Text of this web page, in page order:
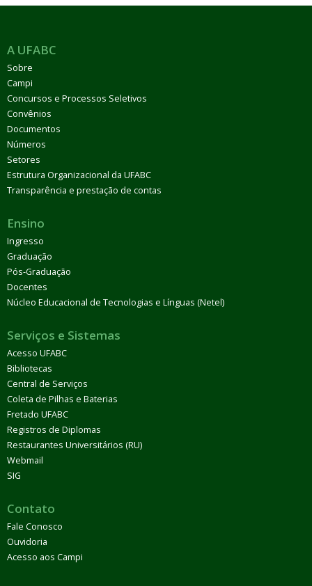
A UFABC
Sobre
Campi
Concursos e Processos Seletivos
Convênios
Documentos
Números
Setores
Estrutura Organizacional da UFABC
Transparência e prestação de contas
Ensino
Ingresso
Graduação
Pós-Graduação
Docentes
Núcleo Educacional de Tecnologias e Línguas (Netel)
Serviços e Sistemas
Acesso UFABC
Bibliotecas
Central de Serviços
Coleta de Pilhas e Baterias
Fretado UFABC
Registros de Diplomas
Restaurantes Universitários (RU)
Webmail
SIG
Contato
Fale Conosco
Ouvidoria
Acesso aos Campi